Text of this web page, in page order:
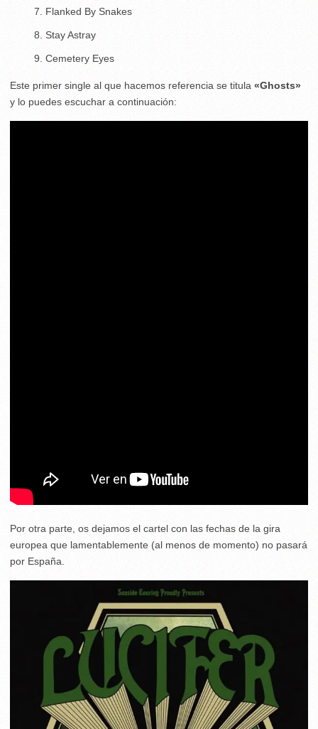
Flanked By Snakes
Stay Astray
Cemetery Eyes
Este primer single al que hacemos referencia se titula «Ghosts»
y lo puedes escuchar a continuación:
Por otra parte, os dejamos el cartel con las fechas de la gira
europea que lamentablemente (al menos de momento) no pasará
por España.